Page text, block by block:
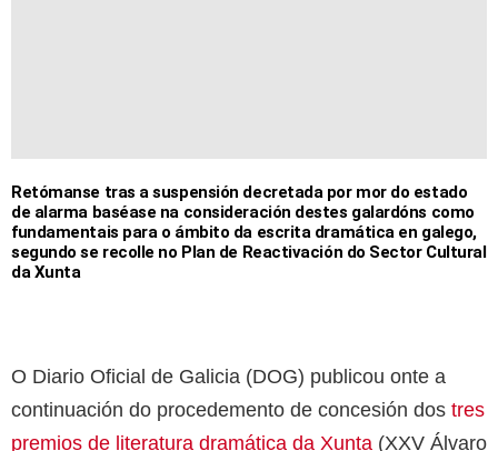
Retómanse tras a suspensión decretada por mor do estado
de alarma baséase na consideración destes galardóns como
fundamentais para o ámbito da escrita dramática en galego,
segundo se recolle no Plan de Reactivación do Sector Cultural
da Xunta
O Diario Oficial de Galicia (DOG) publicou onte a
continuación do procedemento de concesión dos tres
premios de literatura dramática da Xunta (XXV Álvaro